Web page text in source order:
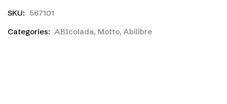
SKU: 567101
Categories: ABIcolada, Motto, Abilibre